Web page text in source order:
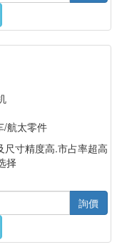
/航太零件
寸精度高.市占率超高
择
詢價